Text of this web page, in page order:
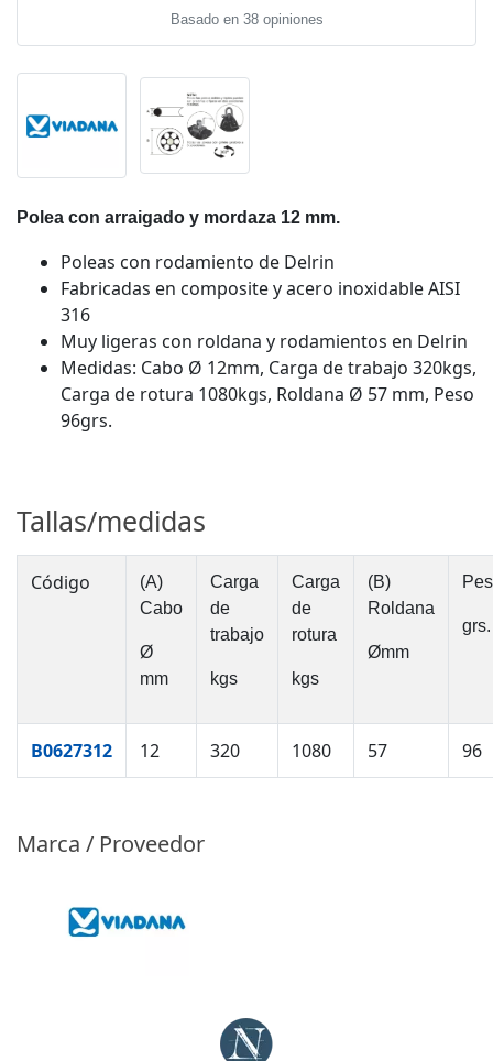
Basado en 38 opiniones
Polea con arraigado y mordaza 12 mm.
Poleas con rodamiento de Delrin
Fabricadas en composite y acero inoxidable AISI
316
Muy ligeras con roldana y rodamientos en Delrin
Medidas: Cabo Ø 12mm, Carga de trabajo 320kgs,
Carga de rotura 1080kgs, Roldana Ø 57 mm, Peso
96grs.
Tallas/medidas
Código
(A)
Cabo
Ø
mm
Carga
de
trabajo
kgs
Carga
de
rotura
kgs
(B)
Roldana
Ømm
grs.
B0627312 12 320 1080 57 96
Marca / Proveedor